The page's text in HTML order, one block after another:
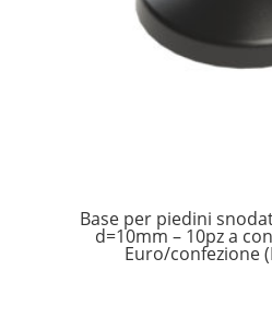
Base per piedini
d=10mm – 10pz a
Euro/confezione